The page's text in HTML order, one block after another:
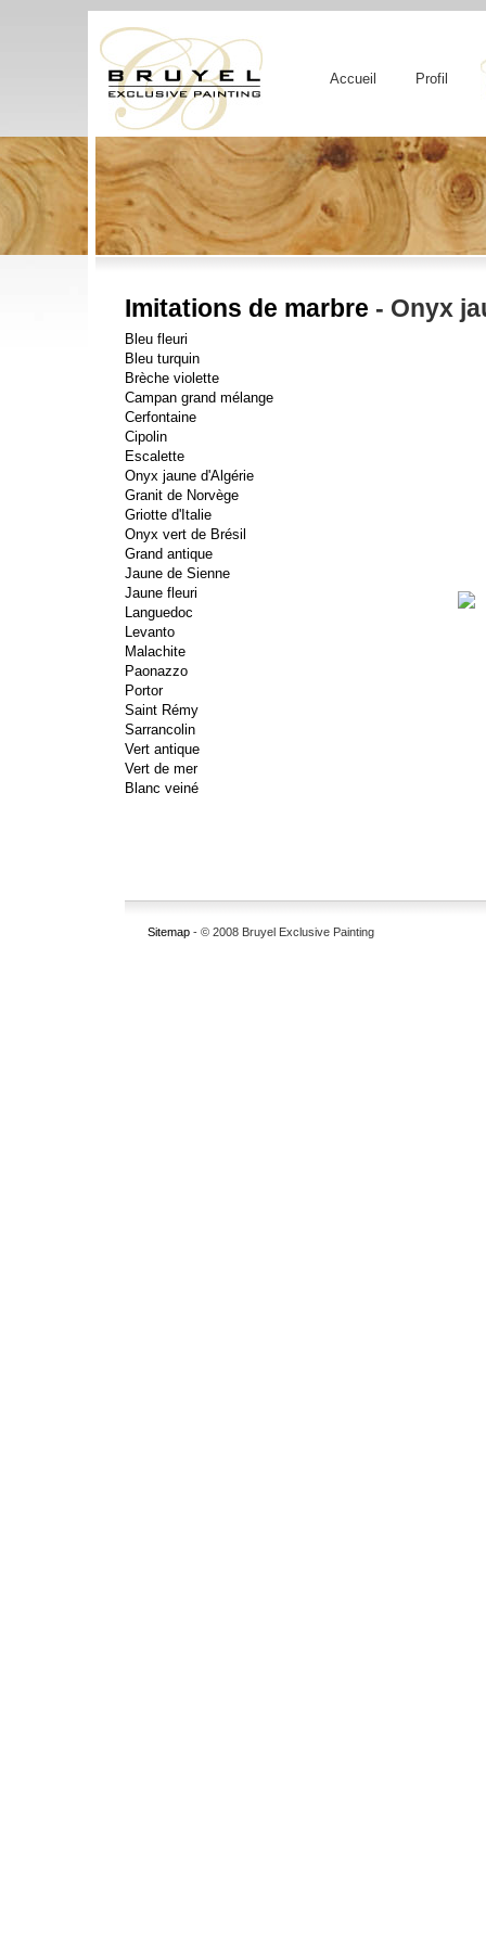
Accueil Profil
Imitations de marbre - Onyx
Bleu fleuri
Bleu turquin
Brèche violette
Campan grand mélange
Cerfontaine
Cipolin
Escalette
Onyx jaune d'Algérie
Granit de Norvège
Griotte d'Italie
Onyx vert de Brésil
Grand antique
Jaune de Sienne
Jaune fleuri
Languedoc
Levanto
Malachite
Paonazzo
Portor
Saint Rémy
Sarrancolin
Vert antique
Vert de mer
Blanc veiné
Sitemap - © 2008 Bruyel Exclusive Painting